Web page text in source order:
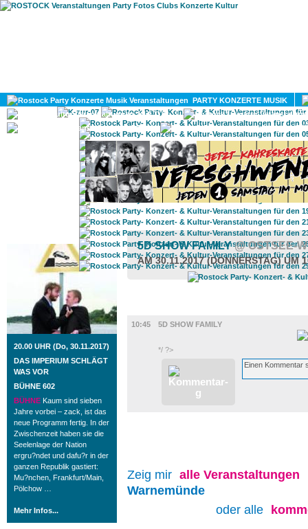
PARTY KONZERTE MUSIK
KULTUR
GAY
ROSTOCK TAGESTIPP
20.00 UHR (Do, 30.11.2017)
DAS IMPERIUM SCHLÄGT
WAS VOR
BÜHNE 602
BÜHNE Kaum sind sieben
Jahre vorbei – zack, ist das
neue Programm fertig. In der
Zwischenzeit haben sie die
Seelenlage der Nation
ergru?ndet und dafu?r in der
ganzen Republik gastiert:
Mu?nchen, Frankfurt/Main,
Pölchow …
Mehr Infos...
5D SHOW FAMILY@ OSTSEE-
AM 30.11.2017 (DONNERSTAG) UM
10:45
5D SHOW FAMILY
*/ ?>
Zeig mir alle Veranstaltungen
Warnemünde
oder alle